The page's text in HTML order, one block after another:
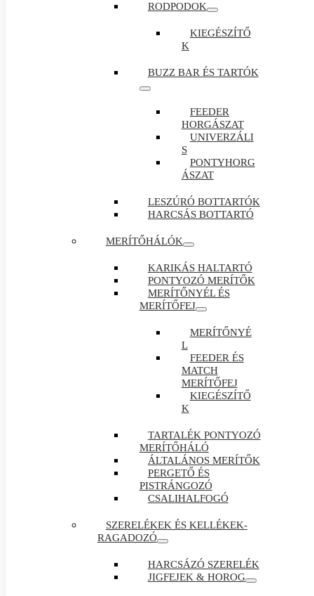
RODPODOK
KIEGÉSZÍTŐ
K
BUZZ BAR ÉS TARTÓK
FEEDER
HORGÁSZAT
UNIVERZÁLI
S
PONTYHORG
ÁSZAT
LESZÚRÓ BOTTARTÓK
HARCSÁS BOTTARTÓ
MERÍTŐHÁLÓK
KARIKÁS HALTARTÓ
PONTYOZÓ MERÍTŐK
MERÍTŐNYÉL ÉS
MERÍTŐFEJ
MERÍTŐNYÉ
L
FEEDER ÉS
MATCH
MERÍTŐFEJ
KIEGÉSZÍTŐ
K
TARTALÉK PONTYOZÓ
MERÍTŐHÁLÓ
ÁLTALÁNOS MERÍTŐK
PERGETŐ ÉS
PISTRÁNGOZÓ
CSALIHALFOGÓ
SZERELÉKEK ÉS KELLÉKEK-
RAGADOZÓ
HARCSÁZÓ SZERELÉK
JIGFEJEK & HOROG